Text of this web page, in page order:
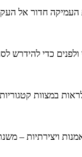
חדור אל
כדי להידרש
במצוות
ויצירתיות –